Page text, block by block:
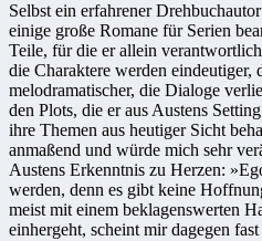
Selbst ein erfahrener
einige große Romane für Serien
Teile, für die er allein
die Charaktere werden eindeutiger,
melodramatischer, die Dialoge
den Plots, die er aus Austens
ihre Themen aus heutiger Sicht
anmaßend und würde mich sehr
Austens Erkenntnis zu Herzen:
werden, denn es gibt keine
meist mit einem beklagenswerten
einhergeht, scheint mir dagegen